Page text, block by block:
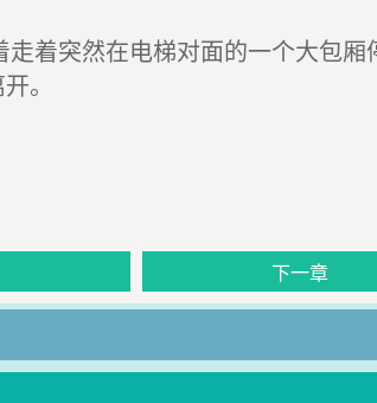
着突然在电梯对面的一个大包厢
。
下一章